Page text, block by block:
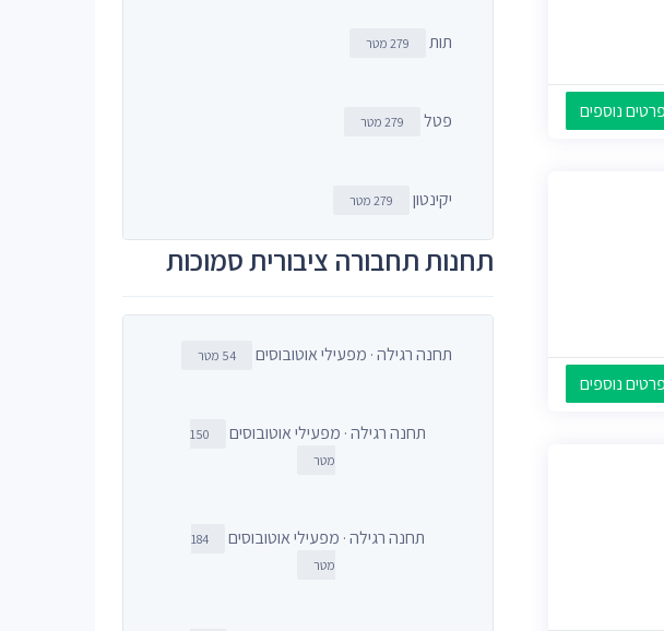
פרטים נוספים
פרטים נוספים
תות 279 מטר
פטל 279 מטר
יקינטון 279 מטר
תחנות תחבורה ציבורית סמוכות
תחנה רגילה · מפעילי אוטובוסים 54 מטר
תחנה רגילה · מפעילי אוטובוסים
150
מטר
תחנה רגילה · מפעילי אוטובוסים
184
מטר